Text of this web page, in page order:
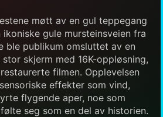
møtt av en gul teppegang
gule mursteinsveien fra
ble publikum omsluttet av en
skjerm med 16K-oppløsning,
filmen. Opplevelsen
effekter som vind,
flygende aper, noe som
seg som en del av historien.